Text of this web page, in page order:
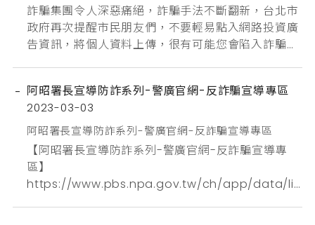
詐騙集團令人深惡痛絕，詐騙手法不斷翻新，台北市
政府再次提醒市民朋友們，不要輕易點入網路投資廣
告資訊，將個人資料上傳，很有可能您會陷入詐騙話
則，就是不管如何，只要對方要求您去提款機還是臨
櫃轉帳或匯款，一定就是詐騙行為，切記不要上當，
台北市政府與您一起攜手防詐，保護財產安全!
阿昭署長宣導防詐系列-警廣官網-反詐騙宣導專區
2023-03-03
阿昭署長宣導防詐系列-警廣官網-反詐騙宣導專區
【阿昭署長宣導防詐系列-警廣官網-反詐騙宣導專
區】
https://www.pbs.npa.gov.tw/ch/app/data/lis